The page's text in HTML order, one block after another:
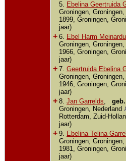
5. Ebelina Geertruida
Groningen, Groningen,
1899, Groningen,
jaar)
+ 6. Ebel Harm
Groningen, Groningen,
1966, Groningen,
jaar)
+ 7. Geertruida Ebelina
Groningen, Groningen,
1946, Groningen,
jaar)
+ 8. Jan Garrelds, geb.
Groningen, Nederland
Rotterdam, Zuid-
jaar)
+ 9. Ebelina Telina
Groningen, Groningen,
1981, Groningen,
jaar)